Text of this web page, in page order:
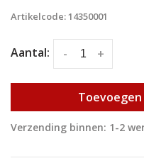
Artikelcode:14350001
Aantal: +
-
Verzending binnen: 1-2